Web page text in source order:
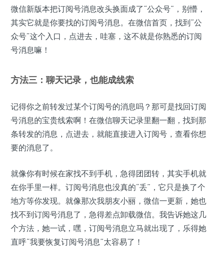
微信新版本把订阅号消息改头换面成了“公众号”，别懵，
其实它就是你要找的订阅号消息。在微信首页，找到“公
众号”这个入口，点进去，哇塞，这不就是你熟悉的订阅
号消息嘛！
方法三：聊天记录，也能成线索
记得你之前转发过某个订阅号的消息吗？那可是找回订阅
号消息的宝贵线索啊！在微信聊天记录里翻一翻，找到那
条转发的消息，点进去，就能直接进入订阅号，查看你想
要的消息了。
就像你有时候在家找不到手机，急得团团转，其实手机就
在你手里一样。订阅号消息也没真的“丢”，它只是换了个
地方等你发现。就像那次我朋友小丽，微信一更新，她也
找不到订阅号消息了，急得差点卸载微信。我告诉她这几
个方法，她一试，嘿，订阅号消息立马就出现了，乐得她
直呼“我要恢复订阅号消息”太容易了！